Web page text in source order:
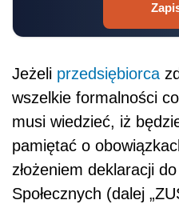
Jeżeli przedsiębiorca
wszelkie formalności
musi wiedzieć, iż
pamiętać o
złożeniem deklaracji
Społecznych (dalej